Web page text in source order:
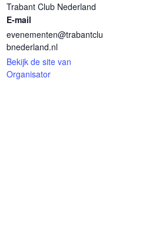
Trabant Club Nederland
E-mail
evenementen@trabantclu
bnederland.nl
Bekijk de site van
Organisator